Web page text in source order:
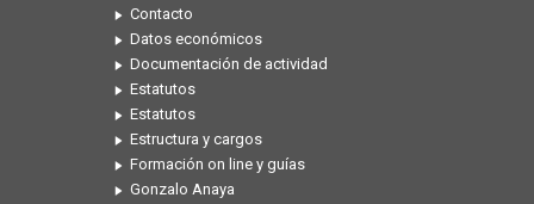
Contacto
Datos económicos
Documentación de actividad
Estatutos
Estatutos
Estructura y cargos
Formación on line y guías
Gonzalo Anaya